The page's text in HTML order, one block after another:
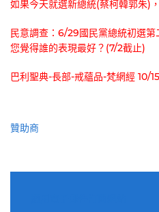
如果今天就選新總統(蔡柯韓郭朱)
民意調查：6/29國民黨總統初選第
您覺得誰的表現最好？(7/2截止)
巴利聖典-長部-戒蘊品-梵網經 10/15
贊助商